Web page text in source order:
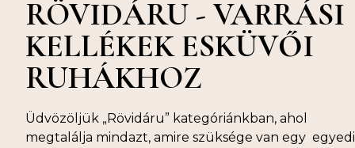
RÖVIDÁRU - VARRÁSI
KELLÉKEK ESKÜVŐI
RUHÁKHOZ
Üdvözöljük „Rövidáru” kategóriánkban, ahol
megtalálja mindazt, amire szüksége van egy egyedi